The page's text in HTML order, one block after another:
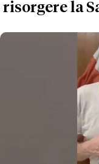
risorgere la